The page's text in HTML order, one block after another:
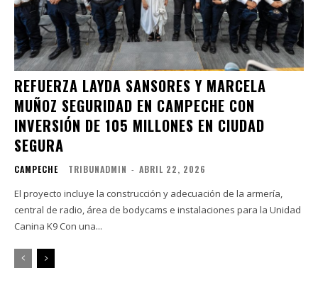
REFUERZA LAYDA SANSORES Y MARCELA
MUÑOZ SEGURIDAD EN CAMPECHE CON
INVERSIÓN DE 105 MILLONES EN CIUDAD
SEGURA
CAMPECHE TRIBUNADMIN - ABRIL 22, 2026
El proyecto incluye la construcción y adecuación de la armería,
central de radio, área de bodycams e instalaciones para la Unidad
Canina K9 Con una...